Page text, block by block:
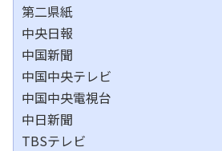
第二県紙
中央日報
中国新聞
中国中央テレビ
中国中央電視台
中日新聞
TBSテレビ